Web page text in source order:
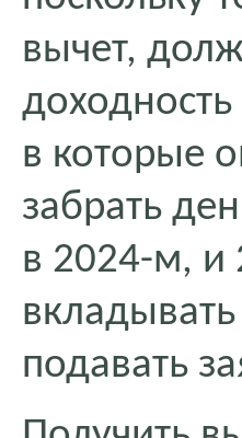
вычет,
в которые
забрать
в 2024-м, и
подавать